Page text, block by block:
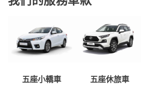
五座小轎車
五座休旅車